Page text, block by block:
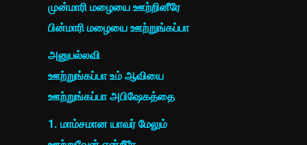
முன்மாரி மழையை ஊற்றினீரே
பின்மாரி மழையை ஊற்றுங்கப்பா
அனுபல்லவி
ஊற்றுங்கப்பா உம் ஆவியை
ஊற்றுங்கப்பா அபிஷேகத்தை
1. மாம்சமான யாவர் மேலும்